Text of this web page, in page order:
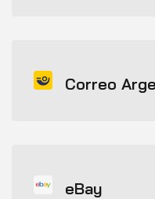
Correo
eBay